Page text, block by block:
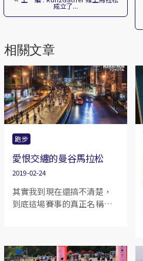
成立了...
相關文章
跑步
愛恨交纏的曼谷馬拉松
2019-02-24
其實我到現在還搞不清楚，
到底這場賽事的真正名稱是
(ATMBKK) 和 The